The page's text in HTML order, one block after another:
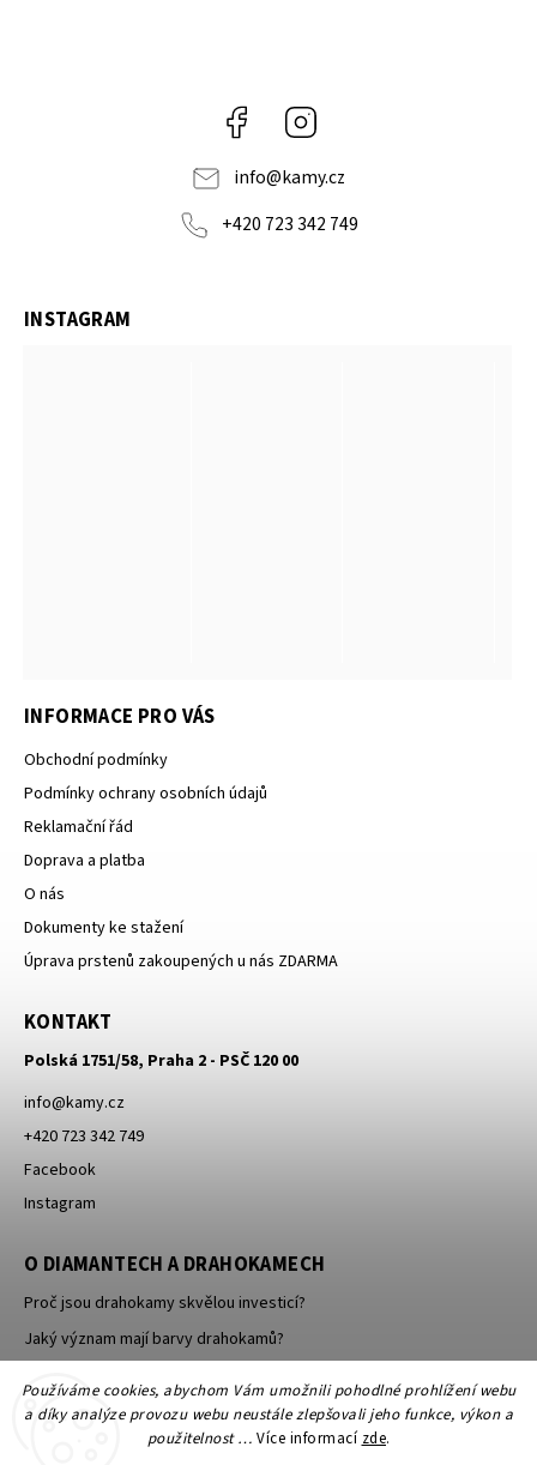
Používáme cookies, abychom Vám umožnili pohodlné prohlížení webu
a díky analýze provozu webu neustále zlepšovali jeho funkce, výkon a
použitelnost … Více informací zde.
Facebook
info@kamy.cz
+420 723 342 749
INFORMACE PRO VÁS
Obchodní podmínky
Podmínky ochrany osobních údajů
Reklamační řád
Doprava a platba
O nás
Dokumenty ke stažení
Úprava prstenů zakoupených u nás ZDARMA
KONTAKT
Polská 1751/58, Praha 2 - PSČ 120 00
info@kamy.cz
+420 723 342 749
Facebook
Instagram
O DIAMANTECH A DRAHOKAMECH
Proč jsou drahokamy skvělou investicí?
Jaký význam mají barvy drahokamů?
INSTAGRAM